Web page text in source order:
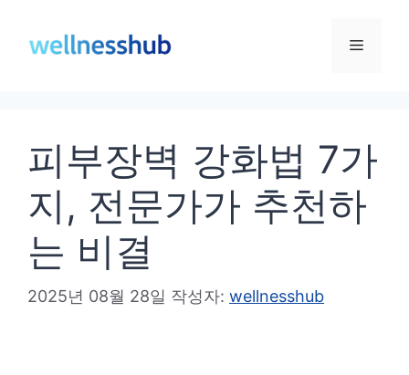
메
피부장벽 강화법 7가
지, 전문가가 추천하
는 비결
2025년 08월 28일 작성자: wellnesshub